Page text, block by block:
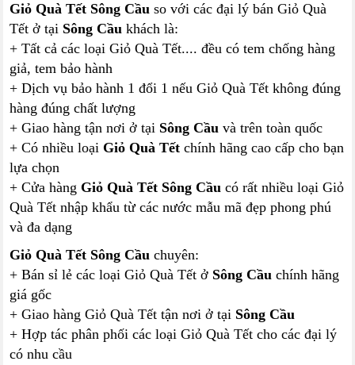
Giỏ Quà Tết Sông Cầu so với các đại lý bán Giỏ Quà
Tết ở tại Sông Cầu khách là:
+ Tất cả các loại Giỏ Quà Tết.... đều có tem chống hàng
giả, tem bảo hành
+ Dịch vụ bảo hành 1 đổi 1 nếu Giỏ Quà Tết không đúng
hàng đúng chất lượng
+ Giao hàng tận nơi ở tại Sông Cầu và trên toàn quốc
+ Có nhiều loại Giỏ Quà Tết chính hãng cao cấp cho bạn
lựa chọn
+ Cửa hàng Giỏ Quà Tết Sông Cầu có rất nhiều loại Giỏ
Quà Tết nhập khẩu từ các nước mẫu mã đẹp phong phú
và đa dạng
Giỏ Quà Tết Sông Cầuchuyên:
+ Bán sỉ lẻ các loại Giỏ Quà Tết ở Sông Cầu chính hãng
giá gốc
+ Giao hàng Giỏ Quà Tết tận nơi ở tại Sông Cầu
+ Hợp tác phân phối các loại Giỏ Quà Tết cho các đại lý
có nhu cầu